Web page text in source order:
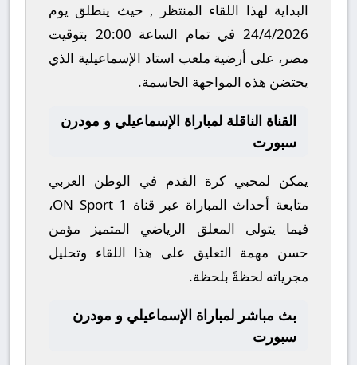
البداية لهذا اللقاء المنتظر , حيث ينطلق يوم
24/4/2026في تمام الساعة 20:00 بتوقيت
مصر، على أرضية ملعب استاد الإسماعيلية الذي
يحتضن هذه المواجهة الحاسمة.
القناة الناقلة لمباراة الإسماعيلي و مودرن
سبورت
يمكن لمحبي كرة القدم في الوطن العربي
متابعة أحداث المباراة عبر قناة ON Sport 1،
فيما يتولى المعلق الرياضي المتميز مؤمن
حسن مهمة التعليق على هذا اللقاء وتحليل
مجرياته لحظةً بلحظة.
بث مباشر لمباراة الإسماعيلي و مودرن
سبورت